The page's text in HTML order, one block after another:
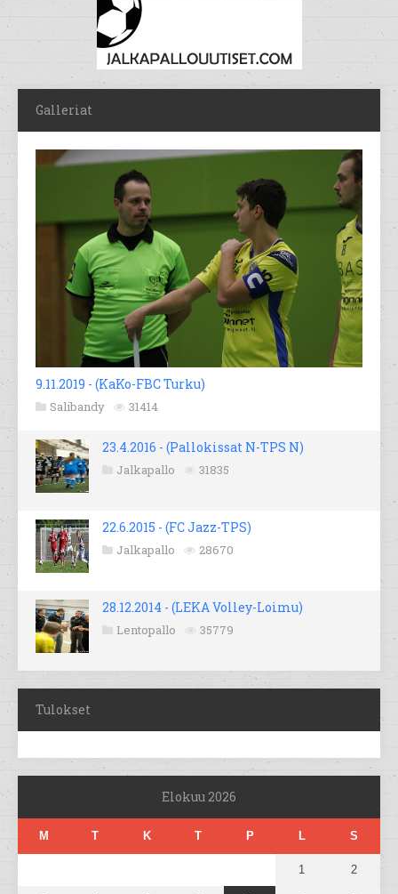
Galleriat
9.11.2019 - (KaKo-FBC Turku)
Salibandy 31414
23.4.2016 - (Pallokissat N-TPS N)
Jalkapallo 31835
22.6.2015 - (FC Jazz-TPS)
Jalkapallo 28670
28.12.2014 - (LEKA Volley-Loimu)
Lentopallo 35779
Tulokset
Elokuu 2026
M T K T P L S
1 2